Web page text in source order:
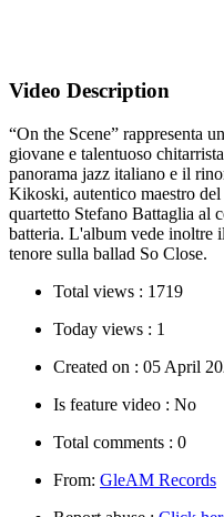
Video Description
“On the Scene” rappresenta
giovane e talentuoso
panorama jazz italiano e il
Kikoski, autentico maestro
quartetto Stefano Battaglia al
batteria. L'album vede
tenore sulla ballad So Close.
Total views : 1719
Today views : 1
Created on : 05 April
Is feature video : No
Total comments : 0
From: GleAM Records